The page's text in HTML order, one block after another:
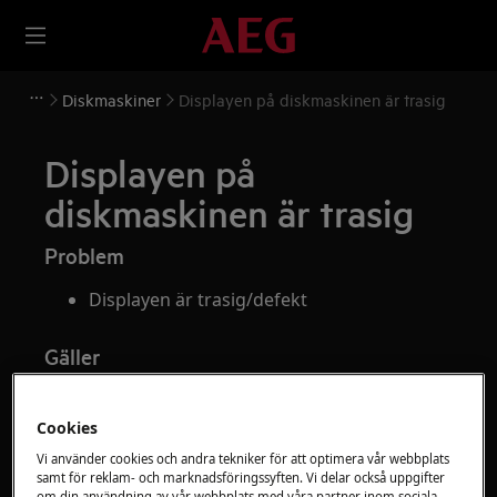
Diskmaskiner Displayen på diskmaskinen är trasig
Displayen på
diskmaskinen är trasig
Problem
Displayen är trasig/defekt
Gäller
Fristående diskmaskin
Lösning
Cookies
Vi använder cookies och andra tekniker för att optimera vår webbplats
samt för reklam- och marknadsföringssyften. Vi delar också uppgifter